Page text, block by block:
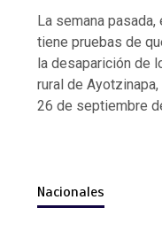
La semana
tiene pruebas de
la desaparición de
rural de
26 de septiembre
Nacionales